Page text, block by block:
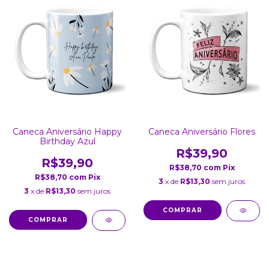
Caneca Aniversário Happy
Birthday Azul
R$39,90
R$38,70 com Pix
3 x de R$13,30 sem juros
COMPRAR
Caneca Aniversário Flores
R$39,90
R$38,70 com Pix
3 x de R$13,30 sem juros
COMPRAR